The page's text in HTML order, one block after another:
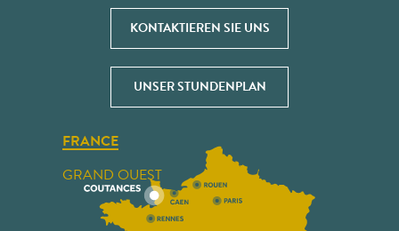
KONTAKTIEREN SIE UNS
UNSER STUNDENPLAN
FRANCE
GRAND OUEST